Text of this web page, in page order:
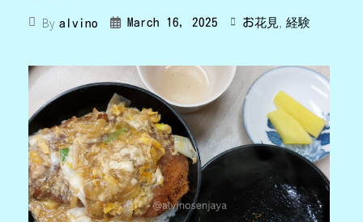
By alvino March 16, 2025 お花見, 経験